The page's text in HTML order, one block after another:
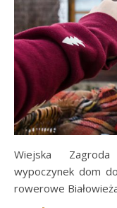
Wiejska
wypoczynek dom
rowerowe